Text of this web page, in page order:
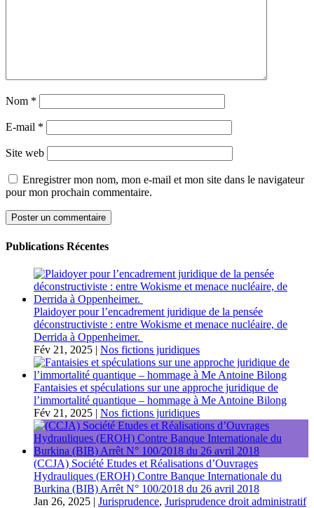
Nom *
E-mail *
Site web
Enregistrer mon nom, mon e-mail et mon site dans le navigateur
pour mon prochain commentaire.
Publications Récentes
Plaidoyer pour l’encadrement juridique de la pensée
déconstructiviste : entre Wokisme et menace nucléaire, de
Derrida à Oppenheimer.
Fév 21, 2025 | Nos fictions juridiques
Fantaisies et spéculations sur une approche juridique de
l’immortalité quantique – hommage à Me Antoine Bilong
Fév 21, 2025 | Nos fictions juridiques
(CCJA) Société Etudes et Réalisations d’Ouvrages
Hydrauliques (EROH) Contre Banque Internationale du
Burkina (BIB) Arrêt N° 100/2018 du 26 avril 2018
Jan 26, 2025 | Jurisprudence, Jurisprudence droit administratif